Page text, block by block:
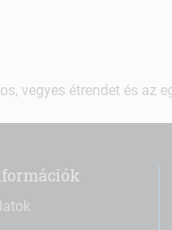
vegyes étrendet és az